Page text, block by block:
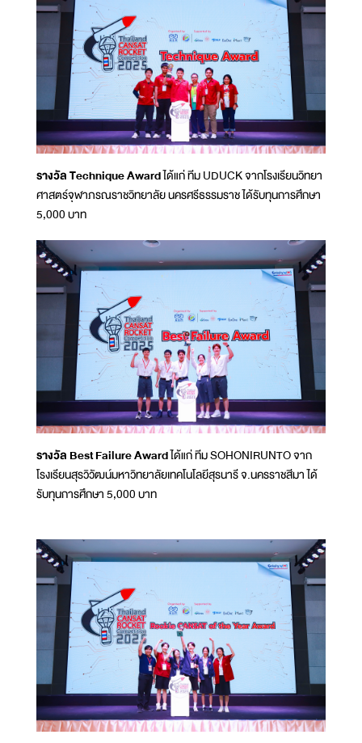
รางวัล Technique Awardได้แก่ ทีม UDUCK จากโรงเรียนวิทยา
ศาสตร์จุฬาภรณราชวิทยาลัย นครศรีธรรมราช ได้รับทุนการศึกษา
5,000 บาท
รางวัล Best Failure Awardได้แก่ ทีม SOHONIRUNTO จาก
โรงเรียนสุรวิวัฒน์มหาวิทยาลัยเทคโนโลยีสุรนารี จ.นครราชสีมา ได้
รับทุนการศึกษา 5,000 บาท